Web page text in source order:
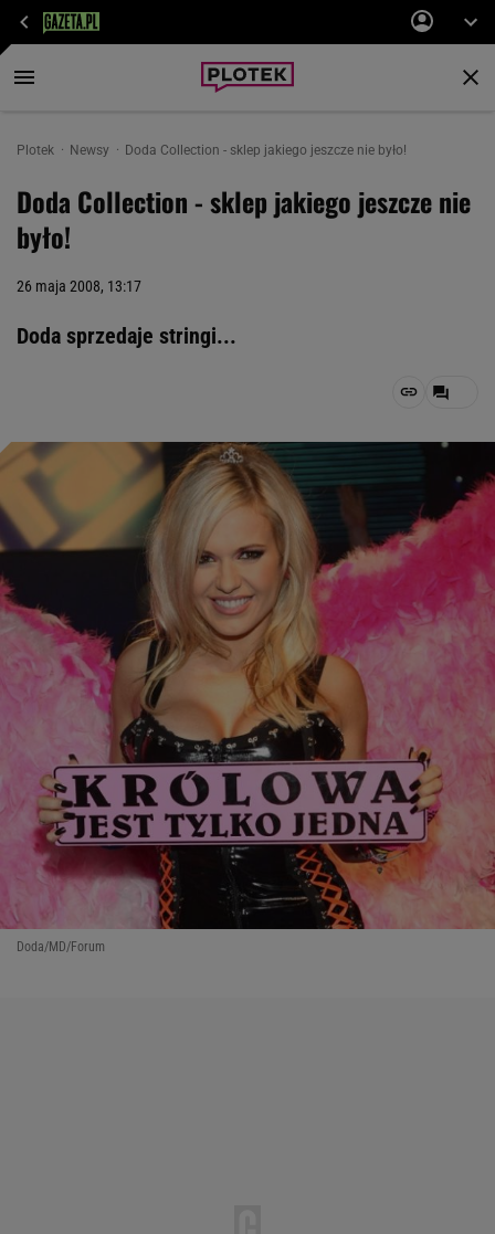
Plotek Newsy Doda Collection - sklep jakiego jeszcze nie było!
Doda Collection - sklep jakiego jeszcze nie
było!
26 maja 2008, 13:17
Doda sprzedaje stringi...
Doda/MD/Forum